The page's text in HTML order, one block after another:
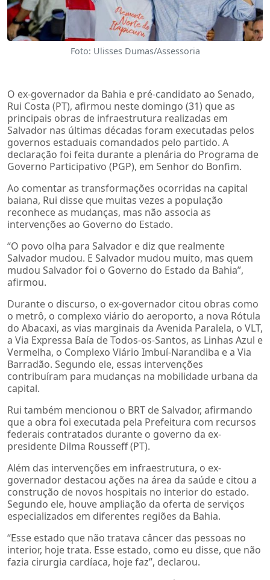
Foto: Ulisses Dumas/Assessoria
O ex-governador da Bahia e pré-candidato ao Senado,
Rui Costa (PT), afirmou neste domingo (31) que as
principais obras de infraestrutura realizadas em
Salvador nas últimas décadas foram executadas pelos
governos estaduais comandados pelo partido. A
declaração foi feita durante a plenária do Programa de
Governo Participativo (PGP), em Senhor do Bonfim.
Ao comentar as transformações ocorridas na capital
baiana, Rui disse que muitas vezes a população
reconhece as mudanças, mas não associa as
intervenções ao Governo do Estado.
“O povo olha para Salvador e diz que realmente
Salvador mudou. E Salvador mudou muito, mas quem
mudou Salvador foi o Governo do Estado da Bahia”,
afirmou.
Durante o discurso, o ex-governador citou obras como
o metrô, o complexo viário do aeroporto, a nova Rótula
do Abacaxi, as vias marginais da Avenida Paralela, o VLT,
a Via Expressa Baía de Todos-os-Santos, as Linhas Azul e
Vermelha, o Complexo Viário Imbuí-Narandiba e a Via
Barradão. Segundo ele, essas intervenções
contribuíram para mudanças na mobilidade urbana da
capital.
Rui também mencionou o BRT de Salvador, afirmando
que a obra foi executada pela Prefeitura com recursos
federais contratados durante o governo da ex-
presidente Dilma Rousseff (PT).
Além das intervenções em infraestrutura, o ex-
governador destacou ações na área da saúde e citou a
construção de novos hospitais no interior do estado.
Segundo ele, houve ampliação da oferta de serviços
especializados em diferentes regiões da Bahia.
“Esse estado que não tratava câncer das pessoas no
interior, hoje trata. Esse estado, como eu disse, que não
fazia cirurgia cardíaca, hoje faz”, declarou.